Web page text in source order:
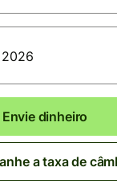
Envie dinheiro
a taxa de